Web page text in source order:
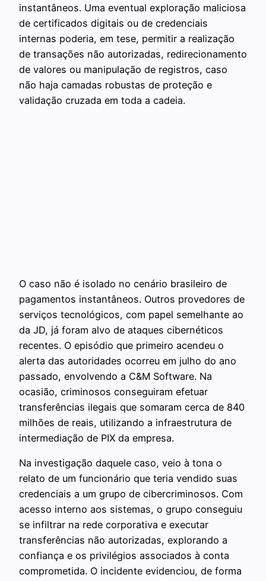
instantâneos. Uma eventual exploração maliciosa
de certificados digitais ou de credenciais
internas poderia, em tese, permitir a realização
de transações não autorizadas, redirecionamento
de valores ou manipulação de registros, caso
não haja camadas robustas de proteção e
validação cruzada em toda a cadeia.
O caso não é isolado no cenário brasileiro de
pagamentos instantâneos. Outros provedores de
serviços tecnológicos, com papel semelhante ao
da JD, já foram alvo de ataques cibernéticos
recentes. O episódio que primeiro acendeu o
alerta das autoridades ocorreu em julho do ano
passado, envolvendo a C&M Software. Na
ocasião, criminosos conseguiram efetuar
transferências ilegais que somaram cerca de 840
milhões de reais, utilizando a infraestrutura de
intermediação de PIX da empresa.
Na investigação daquele caso, veio à tona o
relato de um funcionário que teria vendido suas
credenciais a um grupo de cibercriminosos. Com
acesso interno aos sistemas, o grupo conseguiu
se infiltrar na rede corporativa e executar
transferências não autorizadas, explorando a
confiança e os privilégios associados à conta
comprometida. O incidente evidenciou, de forma